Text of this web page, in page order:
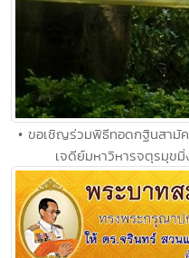
• ขอเชิญร่วมพิธีทอดกฐินสามั
เจดีย์มหาวิหารจตุรมุข